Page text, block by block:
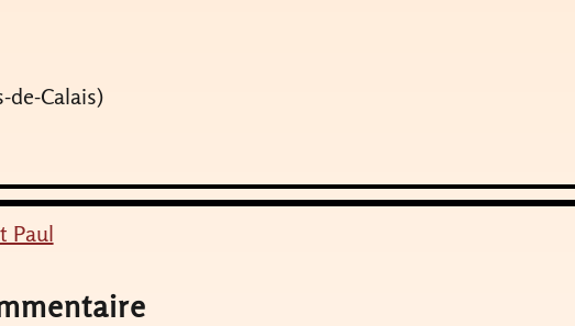
de-Calais)
Paul